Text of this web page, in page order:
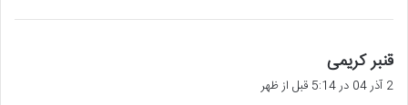
قنبر کریمی
ف
2 آذر 04 در 5:14 قبل از ظهر